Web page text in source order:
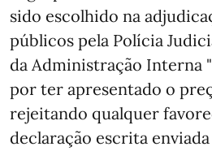
sido escolhido na
públicos pela Polícia
da Administração Interna
por ter apresentado o
rejeitando qualquer
declaração escrita enviada